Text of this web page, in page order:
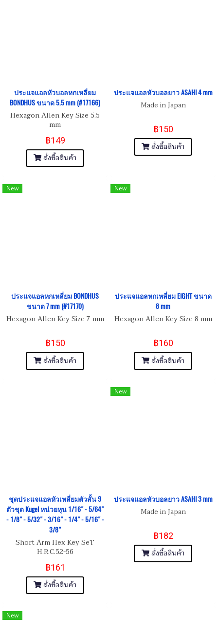
ประแจแอลหัวบอลหกเหลี่ยม
BONDHUS ขนาด 5.5 mm (#17166)
Hexagon Allen Key Size 5.5
mm
฿149
สั่งซื้อสินค้า
ประแจแอลหัวบอลยาว ASAHI 4 mm
Made in Japan
฿150
สั่งซื้อสินค้า
New
ประแจแอลหกเหลี่ยม BONDHUS
ขนาด 7 mm (#17170)
Hexagon Allen Key Size 7 mm
฿150
สั่งซื้อสินค้า
New
ประแจแอลหกเหลี่ยม EIGHT ขนาด
8 mm
Hexagon Allen Key Size 8 mm
฿160
สั่งซื้อสินค้า
ชุดประแจแอลหัวเหลี่ยมตัวสั้น 9
ตัวชุด Kugel หน่วยหุน 1/16" - 5/64"
- 1/8" - 5/32" - 3/16" - 1/4" - 5/16" -
3/8"
Short Arm Hex Key SeT
H.R.C.52-56
฿161
สั่งซื้อสินค้า
New
ประแจแอลหัวบอลยาว ASAHI 3 mm
Made in Japan
฿182
สั่งซื้อสินค้า
New